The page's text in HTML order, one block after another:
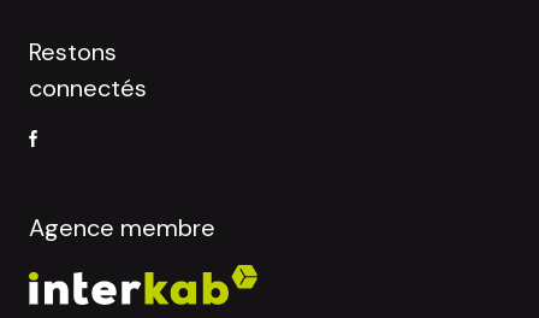
Restons
connectés
Agence membre